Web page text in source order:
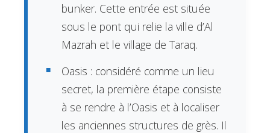
bunker. Cette entrée est située
sous le pont qui relie la ville d’Al
Mazrah et le village de Taraq.
Oasis : considéré comme un lieu
secret, la première étape consiste
à se rendre à l’Oasis et à localiser
les anciennes structures de grès. Il